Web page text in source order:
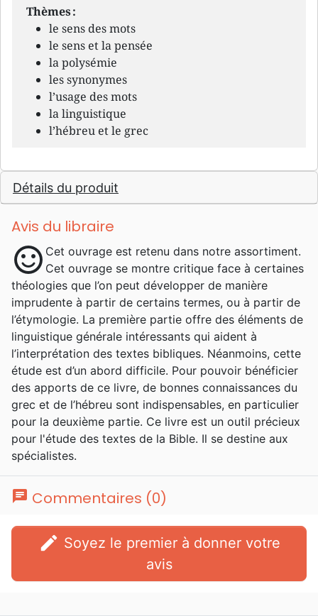
Thèmes :
le sens des mots
le sens et la pensée
la polysémie
les synonymes
l’usage des mots
la linguistique
l’hébreu et le grec
Détails du produit
Avis du libraire
sentiment_satisfied Cet ouvrage est retenu dans notre assortiment.
Cet ouvrage se montre critique face à certaines
théologies que l’on peut développer de manière
imprudente à partir de certains termes, ou à partir de
l’étymologie. La première partie offre des éléments de
linguistique générale intéressants qui aident à
l’interprétation des textes bibliques. Néanmoins, cette
étude est d’un abord difficile. Pour pouvoir bénéficier
des apports de ce livre, de bonnes connaissances du
grec et de l’hébreu sont indispensables, en particulier
pour la deuxième partie. Ce livre est un outil précieux
pour l'étude des textes de la Bible. Il se destine aux
spécialistes.
chat Commentaires (0)
edit
avis